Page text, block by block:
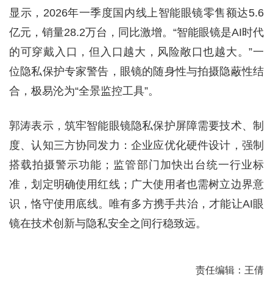
显示，2026年一季度国内线上智能眼镜零售额达5.6
亿元，销量28.2万台，同比激增。“智能眼镜是AI时代
的可穿戴入口，但入口越大，风险敞口也越大。”一
位隐私保护专家警告，眼镜的随身性与拍摄隐蔽性结
合，极易沦为“全景监控工具”。
郭涛表示，筑牢智能眼镜隐私保护屏障需要技术、制
度、认知三方协同发力：企业应优化硬件设计，强制
搭载拍摄警示功能；监管部门加快出台统一行业标
准，划定明确使用红线；广大使用者也需树立边界意
识，恪守使用底线。唯有多方携手共治，才能让AI眼
镜在技术创新与隐私安全之间行稳致远。
责任编辑：王倩